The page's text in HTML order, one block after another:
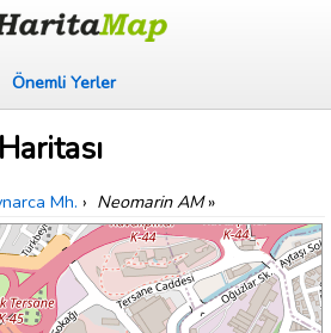
Önemli Yerler
Mh. › Neomarin AM»